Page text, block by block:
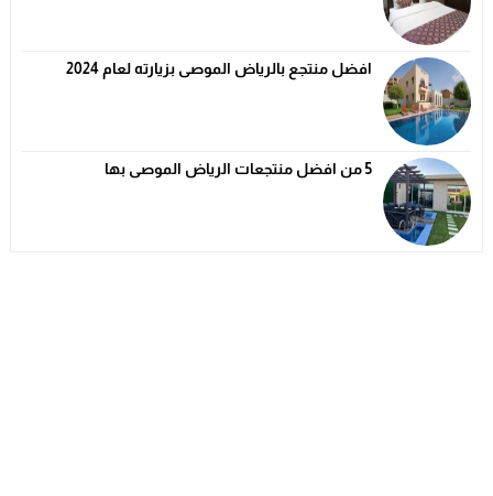
افضل منتجع بالرياض الموصى بزيارته لعام 2024
5 من افضل منتجعات الرياض الموصى بها